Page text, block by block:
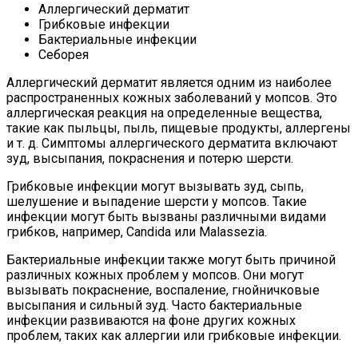
Аллергический дерматит
Грибковые инфекции
Бактериальные инфекции
Себорея
Аллергический дерматит является одним из наиболее
распространенных кожных заболеваний у мопсов. Это
аллергическая реакция на определенные вещества,
такие как пыльцы, пыль, пищевые продукты, аллергены
и т. д. Симптомы аллергического дерматита включают
зуд, высыпания, покраснения и потерю шерсти.
Грибковые инфекции могут вызывать зуд, сыпь,
шелушение и выпадение шерсти у мопсов. Такие
инфекции могут быть вызваны различными видами
грибков, например, Candida или Malassezia.
Бактериальные инфекции также могут быть причиной
различных кожных проблем у мопсов. Они могут
вызывать покраснение, воспаление, гнойничковые
высыпания и сильный зуд. Часто бактериальные
инфекции развиваются на фоне других кожных
проблем, таких как аллергии или грибковые инфекции.